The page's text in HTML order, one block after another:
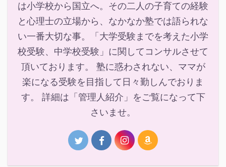
は小学校から国立へ。その二人の子育ての経験
と心理士の立場から、なかなか塾では語られな
い一番大切な事。「大学受験までを考えた小学
校受験、中学校受験」に関してコンサルさせて
頂いております。 塾に惑わされない、ママが
楽になる受験を目指して日々勤しんでおりま
す。 詳細は「管理人紹介」をご覧になって下
さいませ。